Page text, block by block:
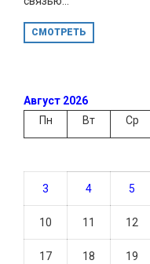
СМОТРЕТЬ
Август 2026
Пн
Вт Ср
3 4 5
10 11 12
17 18 19